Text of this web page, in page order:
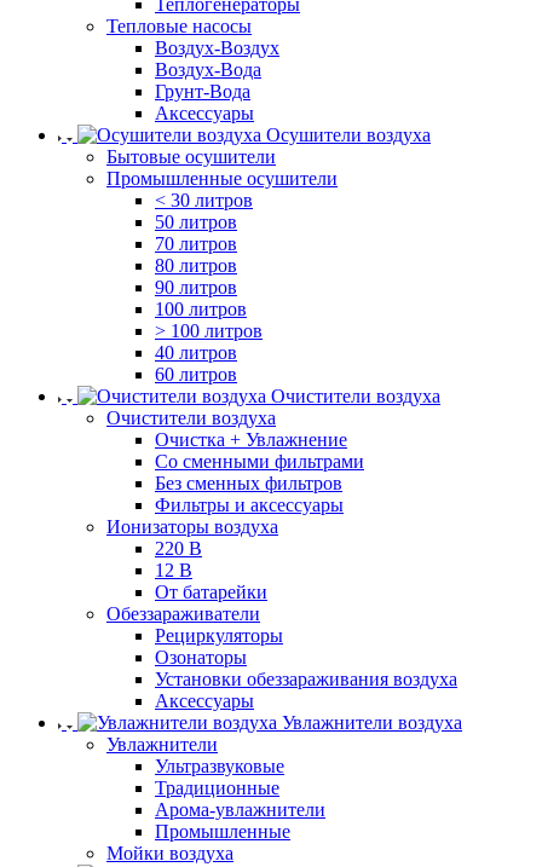
Теплогенераторы
Тепловые насосы
Воздух-Воздух
Воздух-Вода
Грунт-Вода
Аксессуары
Осушители воздуха
Бытовые осушители
Промышленные осушители
< 30 литров
50 литров
70 литров
80 литров
90 литров
100 литров
> 100 литров
40 литров
60 литров
Очистители воздуха
Очистители воздуха
Очистка + Увлажнение
Cо сменными фильтрами
Без сменных фильтров
Фильтры и аксессуары
Ионизаторы воздуха
220 В
12 В
От батарейки
Обеззараживатели
Рециркуляторы
Озонаторы
Установки обеззараживания воздуха
Аксессуары
Увлажнители воздуха
Увлажнители
Ультразвуковые
Традиционные
Арома-увлажнители
Промышленные
Мойки воздуха